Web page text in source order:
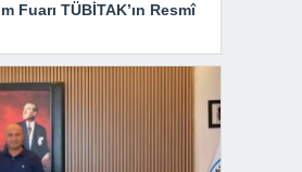
Fuarı TÜBİTAK’ın Resmî